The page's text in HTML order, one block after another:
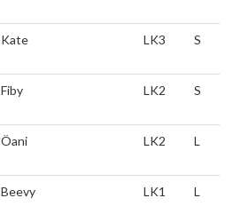
Kate LK3 S
Fiby LK2 S
Öani LK2 L
Beevy LK1 L